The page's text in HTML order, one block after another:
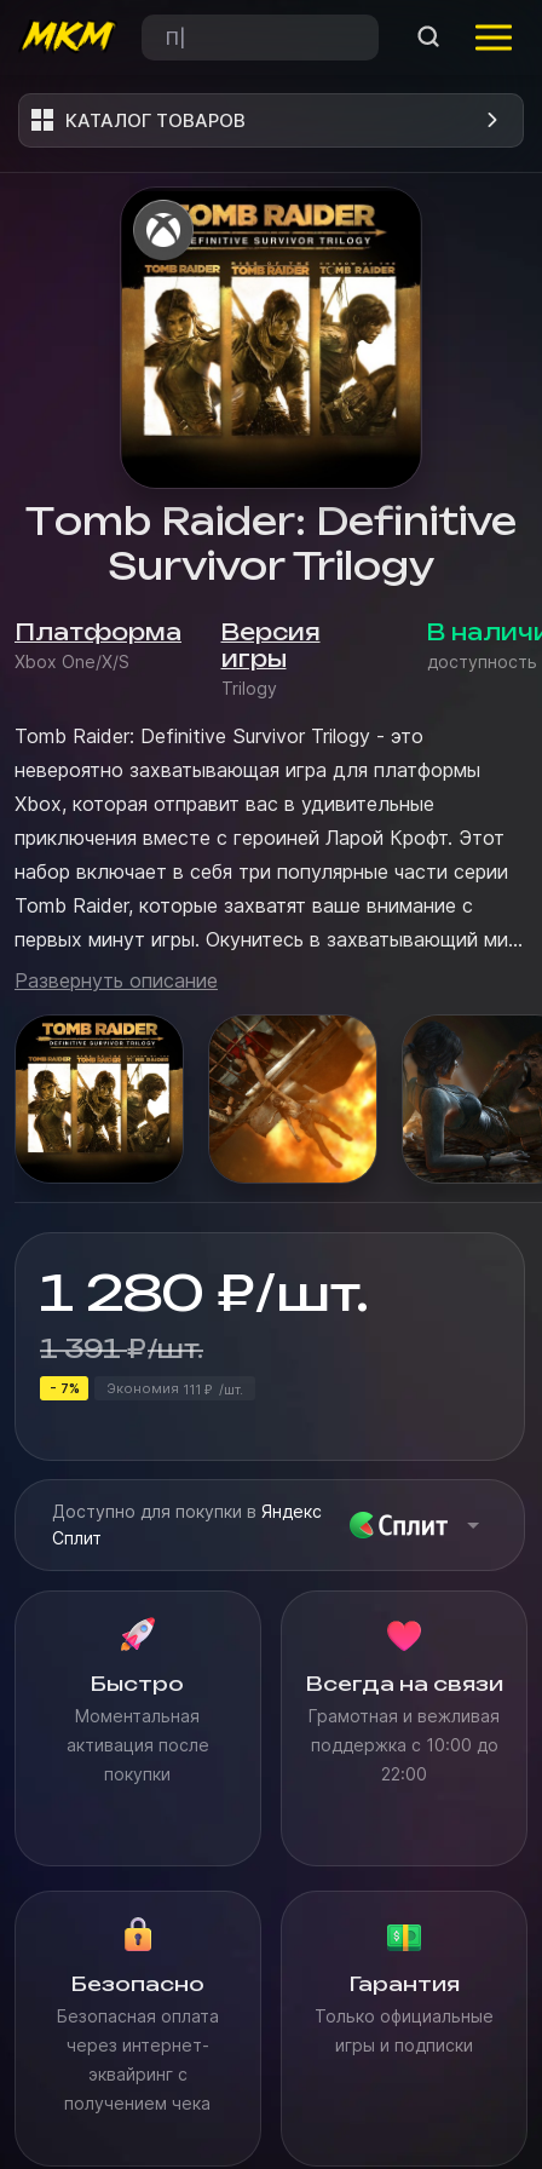
КАТАЛОГ ТОВАРОВ
Tomb Raider: Definitive
Survivor Trilogy
Платформа
Xbox One/X/S
Версия
игры
Trilogy
В
доступность
Tomb Raider: Definitive Survivor Trilogy - это
невероятно захватывающая игра для платформы
Xbox, которая отправит вас в удивительные
приключения вместе с героиней Ларой Крофт. Этот
набор включает в себя три популярные части серии
Tomb Raider, которые захватят ваше внимание с
первых минут игры. Окунитесь в захватывающий мир
приключений, раскройте тайны древних гробниц и
навыки и интуицию. Благодаря уникальной графике и
захватывающему сюжету, ...
Развернуть описание
1 280 ₽/шт.
1 391 ₽/шт.
- 7% Экономия 111 ₽ /шт.
Доступно для покупки в Яндекс
Сплит
Быстро
Моментальная
активация после
покупки
Всегда на связи
Грамотная и вежливая
поддержка с 10:00 до
22:00
Безопасно
Безопасная оплата
через интернет-
эквайринг с
получением чека
Гарантия
Только официальные
игры и подписки